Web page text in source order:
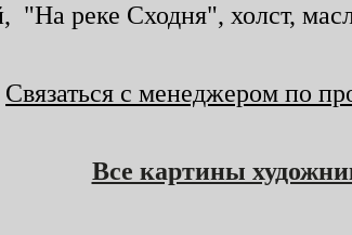
"На реке Сходня", холст,
Связаться с менеджером по
Все картины